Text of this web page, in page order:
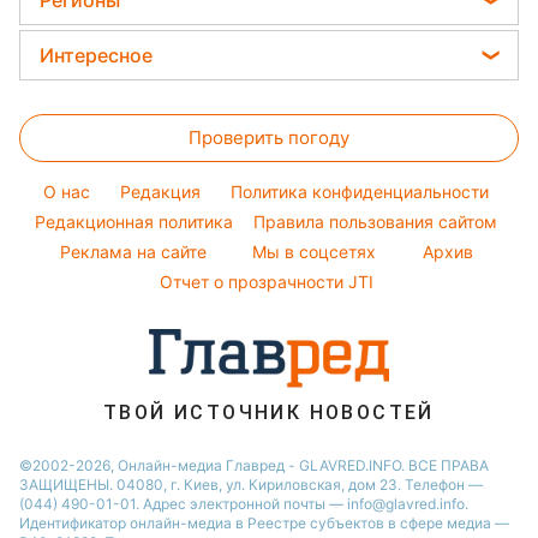
Настя Каменских
Виталий Козловский
Потап
Все о сале
Курс валют
Цены на продукты
Окрашивание волос
Красивый маникюр
Модные ошибки
Советы от Андре Тана
Новости Харькова
Новости Полтавы
Новости Львова
Новости Сум
Новости Днепра
Новости Черкассы
Новости Тернополя
Новости Житомира
Новости Запорожья
Интересное
Тесты по картинке
Оптические иллюзии
Народные приметы
Все о шоу-бизнесе
Проверить погоду
O нас Редакция
Политика конфиденциальности
Редакционная политика
Правила пользования сайтом
Реклама на сайте
Мы в соцсетях
Архив
Отчет о прозрачности JTI
ТВОЙ ИСТОЧНИК НОВОСТЕЙ
©2002-2026, Онлайн-медиа Главред - GLAVRED.INFO. ВСЕ ПРАВА
ЗАЩИЩЕНЫ. 04080, г. Киев, ул. Кириловская, дом 23. Телефон —
(044) 490-01-01. Адрес электронной почты — info@glavred.info.
Идентификатор онлайн-медиа в Реестре cубъектов в сфере медиа —